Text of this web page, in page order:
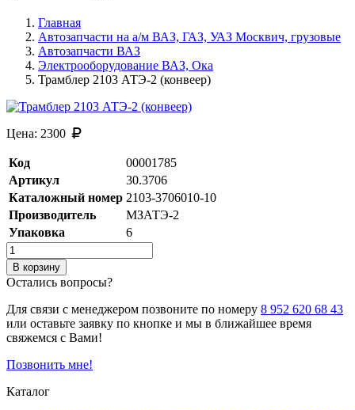
Главная
Автозапчасти на а/м ВАЗ, ГАЗ, УАЗ Москвич, грузовые
Автозапчасти ВАЗ
Электрооборудование ВАЗ, Ока
Трамблер 2103 АТЭ-2 (конвеер)
Цена: 2300
Код
00001785
Артикул
30.3706
Каталожный номер 2103-3706010-10
Производитель
МЗАТЭ-2
Упаковка
6
В корзину
Остались вопросы?
Для связи с менеджером позвоните по номеру 8 952 620 68 43
или оставьте заявку по кнопке и мы в ближайшее время
свяжемся с Вами!
Позвонить мне!
Каталог